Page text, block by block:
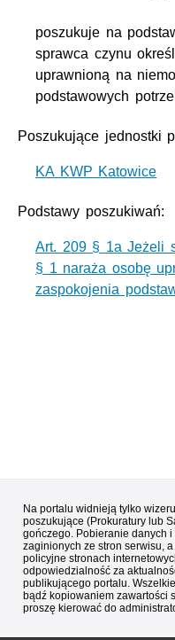
poszukuje na
sprawca czynu
uprawnioną na
podstawowych
Poszukujące jednostki
KA KWP Katowice
Podstawy poszukiwań:
Art. 209 § 1a Jeżeli
§ 1 naraża osobę
zaspokojenia
Na portalu widnieją tylko
poszukujące (Prokuratury lub
gończego. Pobieranie danych
zaginionych ze stron serwisu,
policyjne stronach
odpowiedzialność za
publikującego portalu.
bądź kopiowaniem zawartości
proszę kierować do